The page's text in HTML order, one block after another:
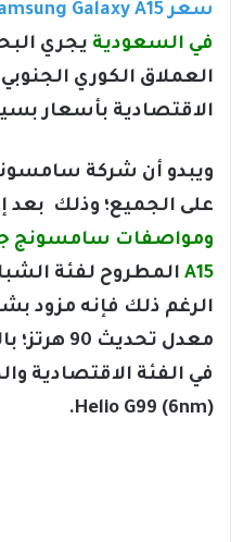
سعر Samsung Galaxy A15
في السعودية يجري
العملاق الكوري
الاقتصادية بأسعار
على الجميع؛ وذلك بعد
A15 المطروح لفئة
معدل
Helio G99 (6nm).